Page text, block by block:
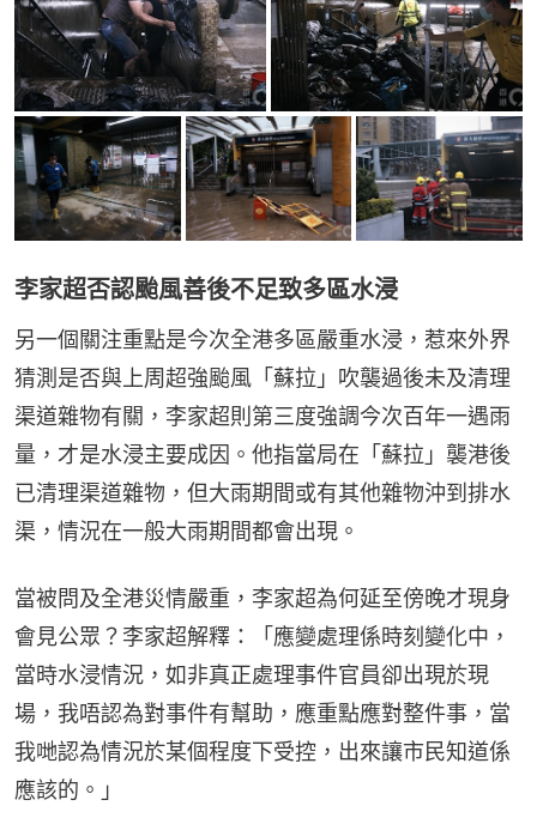
李家超否認颱風善後不足致多區水浸
另一個關注重點是今次全港多區嚴重水浸，惹來外界
猜測是否與上周超強颱風「蘇拉」吹襲過後未及清理
渠道雜物有關，李家超則第三度強調今次百年一遇雨
量，才是水浸主要成因。他指當局在「蘇拉」襲港後
已清理渠道雜物，但大雨期間或有其他雜物沖到排水
渠，情況在一般大雨期間都會出現。
當被問及全港災情嚴重，李家超為何延至傍晚才現身
會見公眾？李家超解釋：「應變處理係時刻變化中，
當時水浸情況，如非真正處理事件官員卻出現於現
場，我唔認為對事件有幫助，應重點應對整件事，當
我哋認為情況於某個程度下受控，出來讓市民知道係
應該的。」